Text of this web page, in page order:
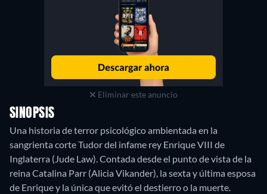
Eliminar este anuncio
SINOPSIS
Una historia de terror psicológico ambientada en la
sangrienta corte Tudor del infame rey Enrique VIII de
Inglaterra (Jude Law). Contada desde el punto de vista de la
reina Catalina Parr (Alicia Vikander), la sexta y última esposa
de Enrique y la única que evitó el destierro o la muerte.